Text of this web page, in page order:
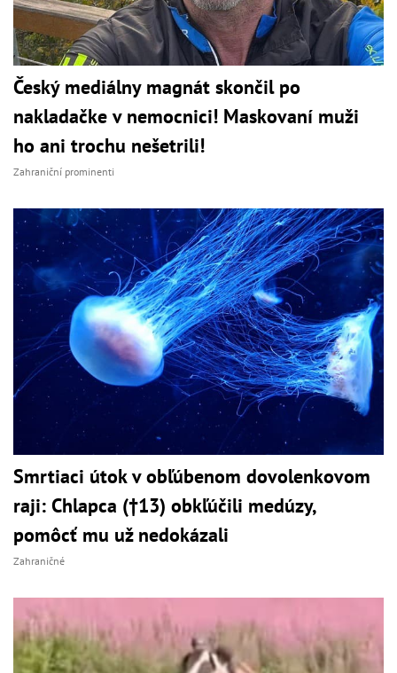
Český mediálny magnát skončil po
nakladačke v nemocnici! Maskovaní muži
ho ani trochu nešetrili!
Zahraniční prominenti
Smrtiaci útok v obľúbenom dovolenkovom
raji: Chlapca (†13) obkľúčili medúzy,
pomôcť mu už nedokázali
Zahraničné